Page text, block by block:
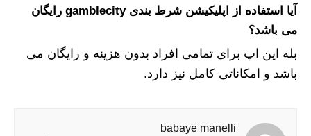
آیا استفاده از اپلیکیشن شرط بندی gamblecity رایگان
می باشد؟
بله این اپ برای تمامی افراد بدون هزینه و رایگان می
باشد و امکاناتی کامل نیز دارد.
babaye manelli